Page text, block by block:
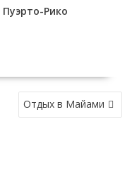
Рико
Отдых в Майами